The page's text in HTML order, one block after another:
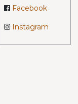
Facebook
Instagram